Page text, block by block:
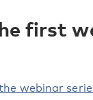
first
webinar